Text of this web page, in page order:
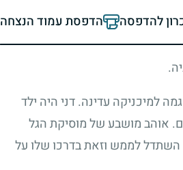
להדפסה הדפסת עמוד הנצחה
למיכניקה עדינה. דני היה ילד
אוהב מושבע של מוסיקת הגל
השתדל לממש וזאת בדרכו שלו על